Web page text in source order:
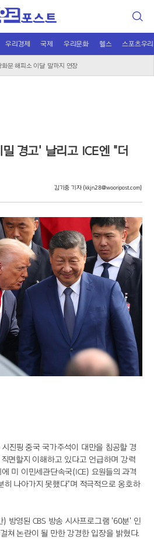
검
색
우리경제 국제 우리문화 헬스 스포츠우리
직구 "속에 악 없어"
화문 해피소 이달 말까지 연장
폭염 특수에 매출 껑충
여전히 아날로그 수준
과학적 통찰 얻나?
맵, 네타냐후가 걷어찬 이유
제안하는 몸의 감각
, 고전 비극 록으로 부활
혁림미술관이 된 생가터
'망각'이 던진 경고
불균형이 원인일 수도
, 항염 식품 5가지로 해결
주석이 살렸다
전 위원장 전면 수사 불가피
, 제주의 창은 날카로웠다
데호텔 월드 매출 35% 쑥
" 리커머스 성지순례
경고' 날리고 ICE엔 "더
김기중 기자 (kkjn28@wooripost.com)
진핑 중국 국가주석이 대만을 침공할 경
면할지 이해하고 있다고 언급하며 강력
미 이민세관단속국(ICE) 요원들의 과격
히 나아가지 못했다"며 적극적으로 옹호하
방영된 CBS 방송 시사프로그램 '60분' 인
쳐 논란이 될 만한 강경한 입장을 밝혔다.